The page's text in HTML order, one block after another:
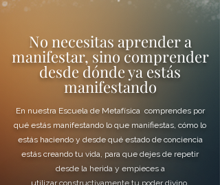
No necesitas aprender a
manifestar, sino comprender
desde dónde ya estás
manifestando
En nuestra Escuela de Metafísica comprendes por
qué estás manifestando lo que manifiestas, cómo lo
estás haciendo y desde qué estado de conciencia
estás creando tu vida, para que dejes de repetir
desde la herida y empieces a
utilizar constructivamente tu poder divino.